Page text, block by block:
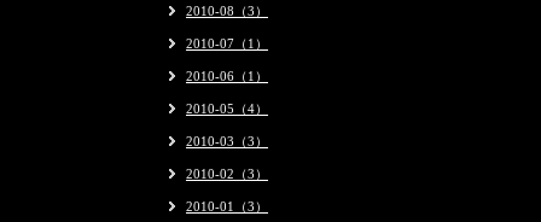
2010-08（3）
2010-07（1）
2010-06（1）
2010-05（4）
2010-03（3）
2010-02（3）
2010-01（3）